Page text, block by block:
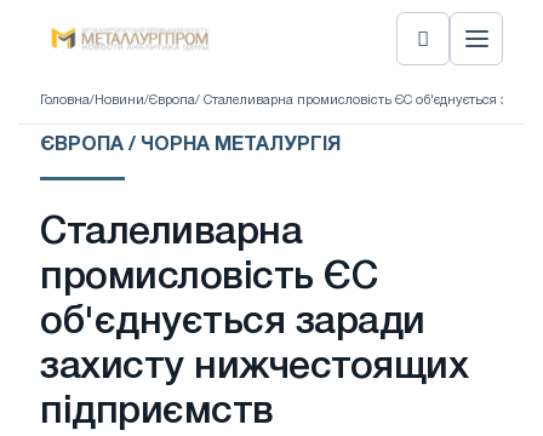
Головна/ Новини/Європа/ Сталеливарна промисловість ЄС об'єднується
ЄВРОПА / ЧОРНА МЕТАЛУРГІЯ
Сталеливарна
промисловість ЄС
об'єднується заради
захисту нижчестоящих
підприємств